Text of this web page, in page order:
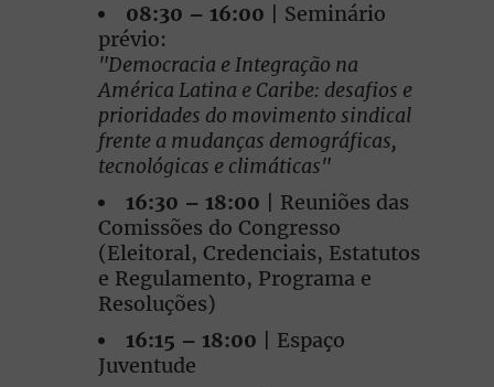
08:30 – 16:00 | Seminário
prévio:
"Democracia e Integração na
América Latina e Caribe: desafios e
prioridades do movimento sindical
frente a mudanças demográficas,
tecnológicas e climáticas"
16:30 – 18:00 | Reuniões das
Comissões do Congresso
(Eleitoral, Credenciais, Estatutos
e Regulamento, Programa e
Resoluções)
16:15 – 18:00 | Espaço
Juventude